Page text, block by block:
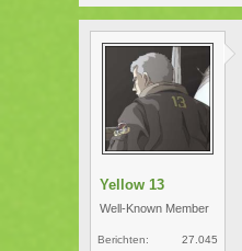
Yellow 13
Well-Known Member
Berichten:
27.045